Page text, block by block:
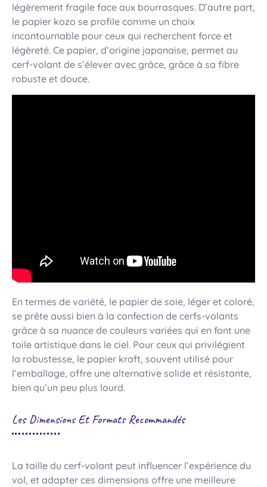
légèrement fragile face aux bourrasques. D’autre part,
le papier kozo se profile comme un choix
incontournable pour ceux qui recherchent force et
légèreté. Ce papier, d’origine japonaise, permet au
cerf-volant de s’élever avec grâce, grâce à sa fibre
robuste et douce.
En termes de variété, le papier de soie, léger et coloré,
se prête aussi bien à la confection de cerfs-volants
grâce à sa nuance de couleurs variées qui en font une
toile artistique dans le ciel. Pour ceux qui privilégient
la robustesse, le papier kraft, souvent utilisé pour
l’emballage, offre une alternative solide et résistante,
bien qu’un peu plus lourd.
Les Dimensions Et Formats Recommandés
La taille du cerf-volant peut influencer l’expérience du
vol, et adapter ces dimensions offre une meilleure